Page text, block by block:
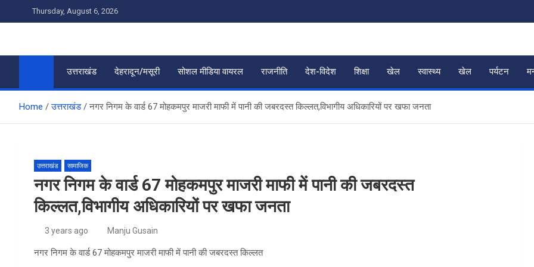
to
Thursday, August 6, 2026
उत्तराखंड देहरादून/मसूरी सोशल मीडिया वायरल राजनीति देश-विदेश शिक्षा खेल स्वास्थ्य खेल पर्यटन
Home उत्तराखंड नगर निगम के वार्ड 67 मोहकमपुर माजरी माफी में पानी की जबरदस्त किल्लत,विभागीय अधिकारियों पर खफा जनता
उत्तराखंड सामाजिक
नगर निगम के वार्ड 67 मोहकमपुर माजरी माफी में पानी की जबरदस्त
किल्लत,विभागीय अधिकारियों पर खफा जनता
3 years ago Manju Gusain
नगर निगम के वार्ड 67 मोहकमपुर माजरी माफी में पानी की जबरदस्त किल्लत